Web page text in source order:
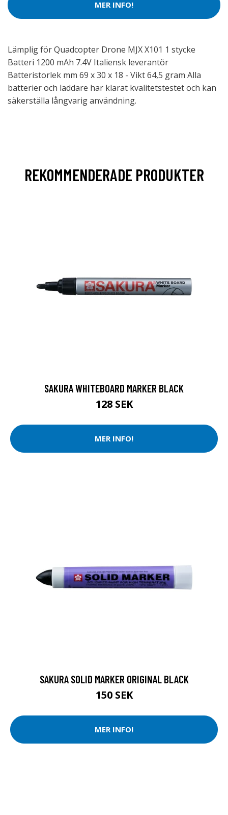
MER INFO!
Lämplig för Quadcopter Drone MJX X101 1 stycke
Batteri 1200 mAh 7.4V Italiensk leverantör
Batteristorlek mm 69 x 30 x 18 - Vikt 64,5 gram Alla
batterier och laddare har klarat kvalitetstestet och kan
säkerställa långvarig användning.
REKOMMENDERADE PRODUKTER
SAKURA WHITEBOARD MARKER BLACK
128 SEK
MER INFO!
SAKURA SOLID MARKER ORIGINAL BLACK
150 SEK
MER INFO!